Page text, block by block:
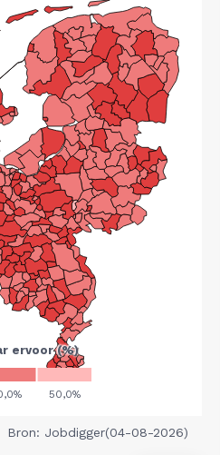
Bron: Jobdigger(04-08-2026)